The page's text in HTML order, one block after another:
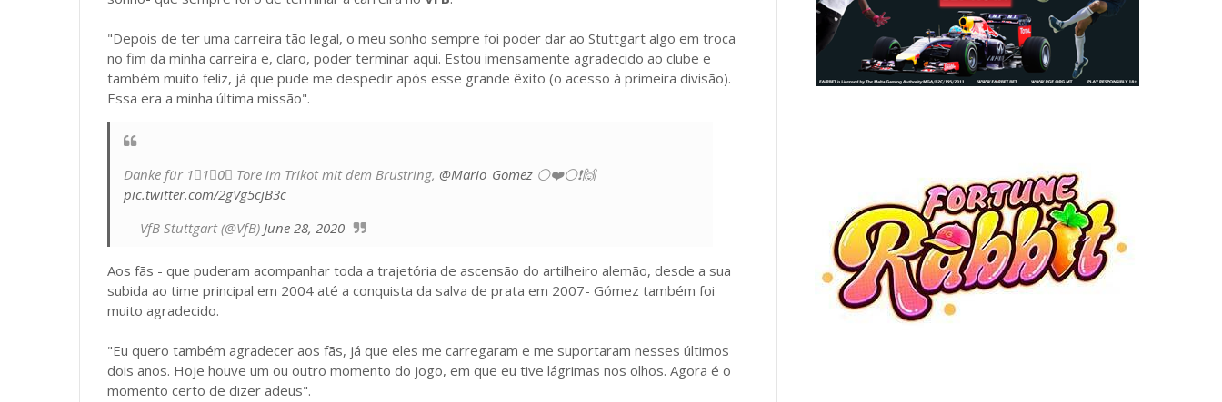
"Depois de ter uma carreira tão legal, o meu sonho sempre foi poder dar ao Stuttgart algo em troca
no fim da minha carreira e, claro, poder terminar aqui. Estou imensamente agradecido ao clube e
também muito feliz, já que pude me despedir após esse grande êxito (o acesso à primeira divisão).
Essa era a minha última missão".
Danke für 1⃣1⃣0⃣ Tore im Trikot mit dem Brustring, @Mario_Gomez ⚪️❤️⚪️❗️🙌
pic.twitter.com/2gVg5cjB3c
— VfB Stuttgart (@VfB) June 28, 2020
Aos fãs - que puderam acompanhar toda a trajetória de ascensão do artilheiro alemão, desde a sua
subida ao time principal em 2004 até a conquista da salva de prata em 2007- Gómez também foi
muito agradecido.
"Eu quero também agradecer aos fãs, já que eles me carregaram e me suportaram nesses últimos
dois anos. Hoje houve um ou outro momento do jogo, em que eu tive lágrimas nos olhos. Agora é o
momento certo de dizer adeus".